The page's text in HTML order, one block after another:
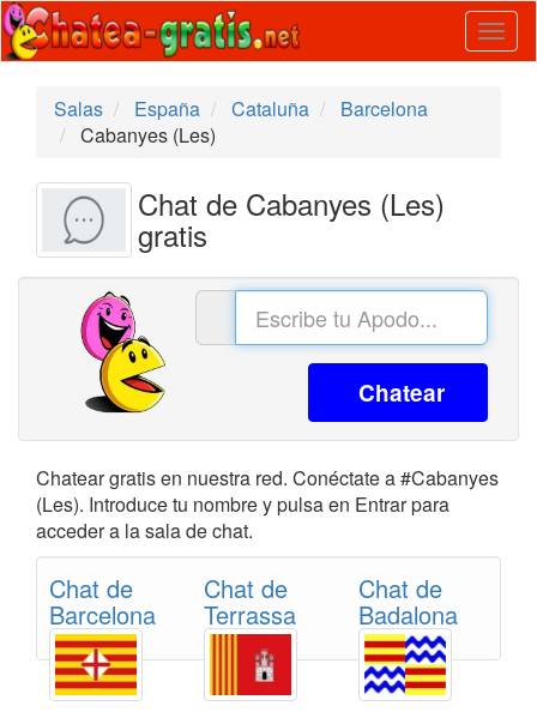
Salas
España Cataluña
Barcelona
Cabanyes (Les)
Chat de Cabanyes (Les)
gratis
Chatear
Chatear gratis en nuestra red. Conéctate a #Cabanyes
(Les). Introduce tu nombre y pulsa en Entrar para
acceder a la sala de chat.
Chat de
Barcelona
Chat de
Terrassa
Chat de
Badalona